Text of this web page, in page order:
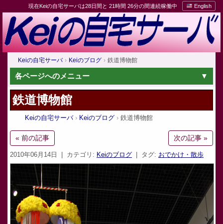
現在Keiの自宅サーバは28日間と 21時間 26分の間連続稼働中 English
Keiの自宅サーバ Keiのブログ 鉄道博物館
各ページへのメニュー
鉄道博物館
Keiの自宅サーバ Keiのブログ 鉄道博物館
« 前の記事 次の記事 »
2010年06月14日 | カテゴリ: Keiのブログ | タグ: おでかけ・散歩